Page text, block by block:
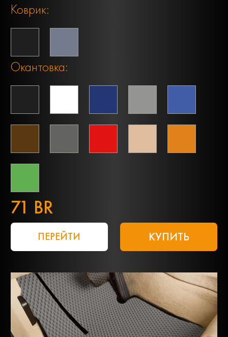
Коврик:
Окантовка:
71 BR
ПЕРЕЙТИ КУПИТЬ